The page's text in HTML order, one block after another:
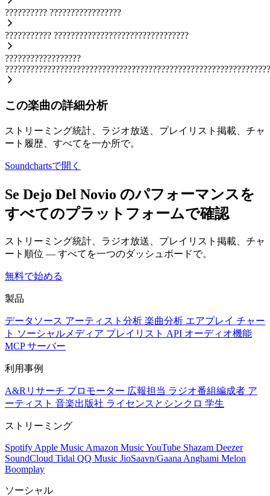
?????????? ?????????????????
??????????? ????????????????????????????????
??????????????????
この楽曲の詳細分析
ストリーミング統計、ラジオ放送、プレイリスト掲載、チャ
ート履歴、すべてを一か所で。
Soundchartsで開く
Se Dejo Del Novio のパフォーマンスを
すべてのプラットフォームで確認
ストリーミング統計、ラジオ放送、プレイリスト掲載、チャ
ート順位 — すべてを一つのダッシュボードで。
無料で始める
製品
データソース アーティスト分析 楽曲分析 エアプレイ チャー
ト ソーシャルメディア プレイリスト API オーディオ機能
MCP サーバー
利用事例
A&Rリサーチ プロモーター 広報担当 ラジオ番組編成者 ア
ーティスト 音楽出版社 ライセンスとシンクロ 学生
ストリーミング
Spotify Apple Music Amazon MusicYouTube Shazam Deezer
SoundCloud Tidal QQ Music JioSaavn/Gaana Anghami Melon
Boomplay
ソーシャル